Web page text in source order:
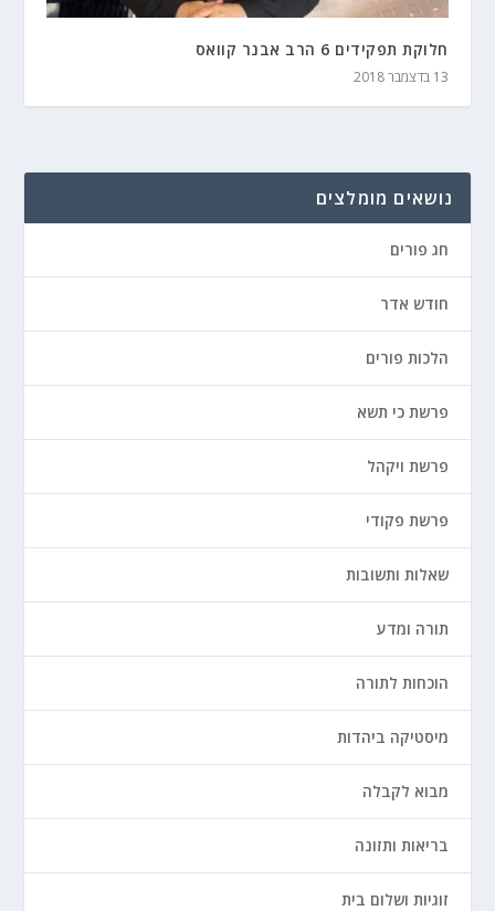
חלוקת תפקידים 6 הרב אבנר קוואס
13 בדצמבר 2018
נושאים מומלצים
חג פורים
חודש אדר
הלכות פורים
פרשת כי תשא
פרשת ויקהל
פרשת פקודי
שאלות ותשובות
תורה ומדע
הוכחות לתורה
מיסטיקה ביהדות
מבוא לקבלה
בריאות ותזונה
זוגיות ושלום בית